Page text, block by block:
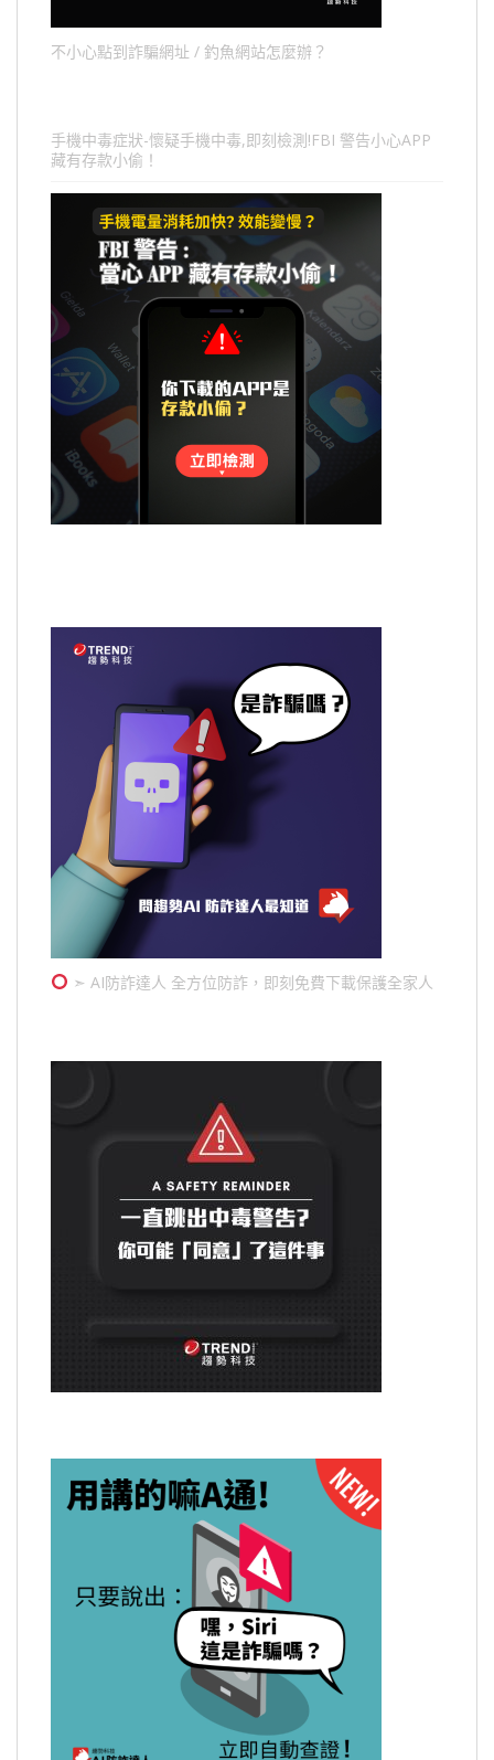
不小心點到詐騙網址 / 釣魚網站怎麼辦？
手機中毒症狀-懷疑手機中毒,即刻檢測!FBI 警告小心APP
藏有存款小偷！
➣ AI防詐達人 全方位防詐，即刻免費下載保護全家人